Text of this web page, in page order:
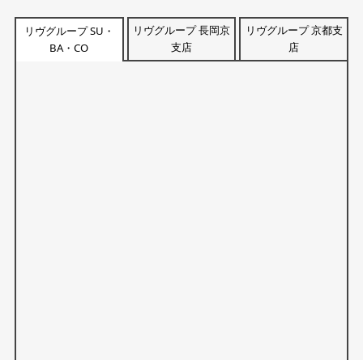
リヴグループ SU・
BA・CO
リヴグループ 長岡京
支店
リヴグループ 京都支
店